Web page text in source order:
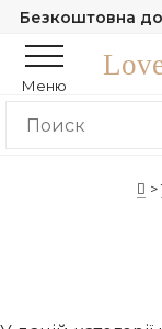
Безкоштовна
Меню